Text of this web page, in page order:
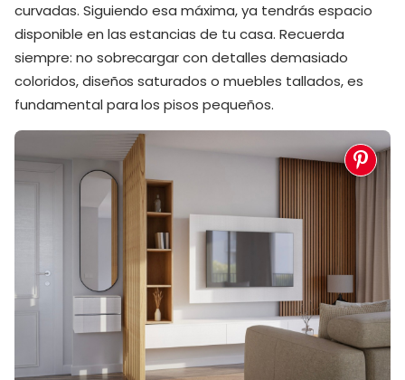
curvadas. Siguiendo esa máxima, ya tendrás espacio
disponible en las estancias de tu casa. Recuerda
siempre: no sobrecargar con detalles demasiado
coloridos, diseños saturados o muebles tallados, es
fundamental para los pisos pequeños.